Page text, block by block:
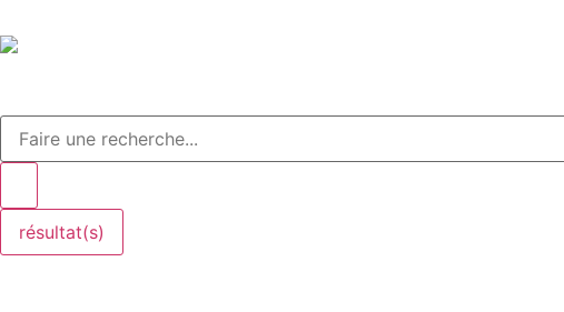
résultat(s)